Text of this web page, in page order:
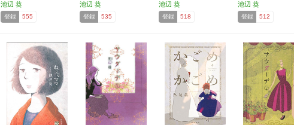
池辺 葵
登録 555
池辺 葵
登録 535
池辺 葵
登録 518
池辺 葵
登録 512